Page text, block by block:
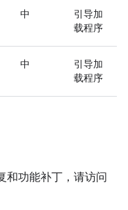
中
引导加
载程序
中
引导加
载程序
和功能补丁，请访问